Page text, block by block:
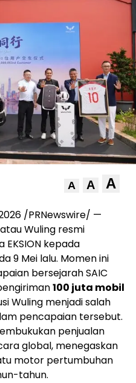
A A A
/PRNewswire/ —
Wuling resmi
kepada
9 Mei lalu. Momen ini
bersejarah SAIC
100 juta mobil
Wuling menjadi salah
pencapaian tersebut.
penjualan
global, menegaskan
motor pertumbuhan
tahun.